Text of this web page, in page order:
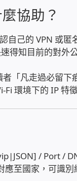
協助？
自己的 VPN 或匿
得知目前的對外
「凡走過必留下
Fi 環境下的 IP 特
/ Port /
至國家，可識別